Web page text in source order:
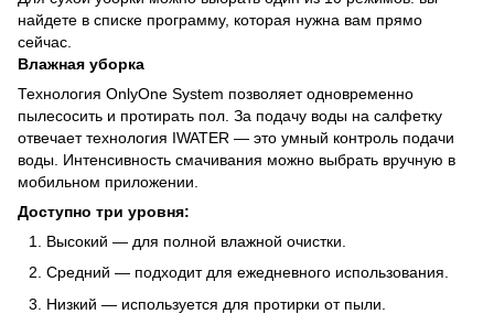
найдете в списке программу, которая нужна вам прямо
сейчас.
Влажная уборка
Технология OnlyOne System позволяет одновременно
пылесосить и протирать пол. За подачу воды на салфетку
отвечает технология IWATER — это умный контроль подачи
воды. Интенсивность смачивания можно выбрать вручную в
мобильном приложении.
Доступно три уровня:
Высокий — для полной влажной очистки.
Средний — подходит для ежедневного использования.
Низкий — используется для протирки от пыли.